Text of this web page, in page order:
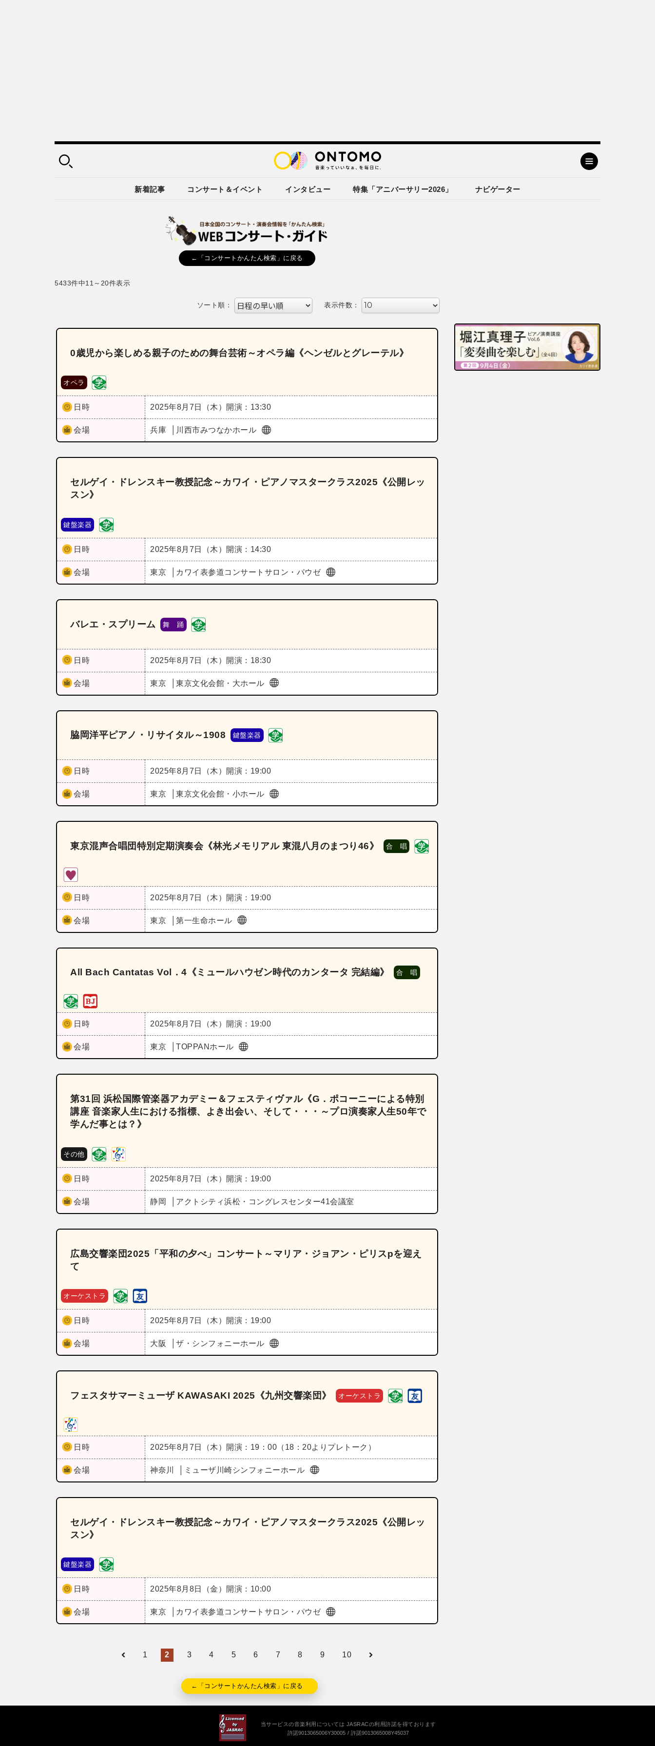
新着記事 コンサート＆イベント インタビュー 特集「アニバーサリー2026」 ナビゲーター
←「コンサートかんたん検索」に戻る
5433件中11～20件表示
ソート順： 表示件数：
0歳児から楽しめる親子のための舞台芸術～オペラ編《ヘンゼルとグレーテル》
オペラ
日時 2025年8月7日（木） 開演：13:30
会場 兵庫 川西市みつなかホール
セルゲイ・ドレンスキー教授記念～カワイ・ピアノマスタークラス2025《公開レッ
スン》
鍵盤楽器
日時 2025年8月7日（木） 開演：14:30
会場 東京 カワイ表参道コンサートサロン・パウゼ
バレエ・スプリーム 舞 踊
日時 2025年8月7日（木） 開演：18:30
会場 東京 東京文化会館・大ホール
脇岡洋平ピアノ・リサイタル～1908 鍵盤楽器
日時 2025年8月7日（木） 開演：19:00
会場 東京 東京文化会館・小ホール
東京混声合唱団特別定期演奏会《林光メモリアル 東混八月のまつり46》 合 唱
日時 2025年8月7日（木） 開演：19:00
会場 東京 第一生命ホール
All Bach Cantatas Vol．4《ミュールハウゼン時代のカンタータ 完結編》 合 唱
日時 2025年8月7日（木） 開演：19:00
会場 東京 TOPPANホール
第31回 浜松国際管楽器アカデミー＆フェスティヴァル《G．ポコーニーによる特別
講座 音楽家人生における指標、よき出会い、そして・・・～プロ演奏家人生50年で
学んだ事とは？》
その他
日時 2025年8月7日（木） 開演：19:00
会場 静岡 アクトシティ浜松・コングレスセンター41会議室
広島交響楽団2025「平和の夕べ」コンサート～マリア・ジョアン・ピリスpを迎え
て
オーケストラ
日時 2025年8月7日（木） 開演：19:00
会場 大阪 ザ・シンフォニーホール
フェスタサマーミューザ KAWASAKI 2025《九州交響楽団》 オーケストラ
日時 2025年8月7日（木） 開演：19：00（18：20よりプレトーク）
会場 神奈川 ミューザ川崎シンフォニーホール
セルゲイ・ドレンスキー教授記念～カワイ・ピアノマスタークラス2025《公開レッ
スン》
鍵盤楽器
日時 2025年8月8日（金） 開演：10:00
会場 東京 カワイ表参道コンサートサロン・パウゼ
1 2 3 4 5 6 7 8 9 10
←「コンサートかんたん検索」に戻る
当サービスの音楽利用については JASRACの利用許諾を得ております
許諾9013065006Y30005
許諾9013065008Y45037